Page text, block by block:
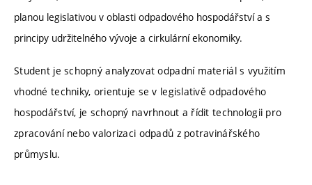
planou legislativou v oblasti odpadového hospodářství a s
principy udržitelného vývoje a cirkulární ekonomiky.
Student je schopný analyzovat odpadní materiál s využitím
vhodné techniky, orientuje se v legislativě odpadového
hospodářství, je schopný navrhnout a řídit technologii pro
zpracování nebo valorizaci odpadů z potravinářského
průmyslu.